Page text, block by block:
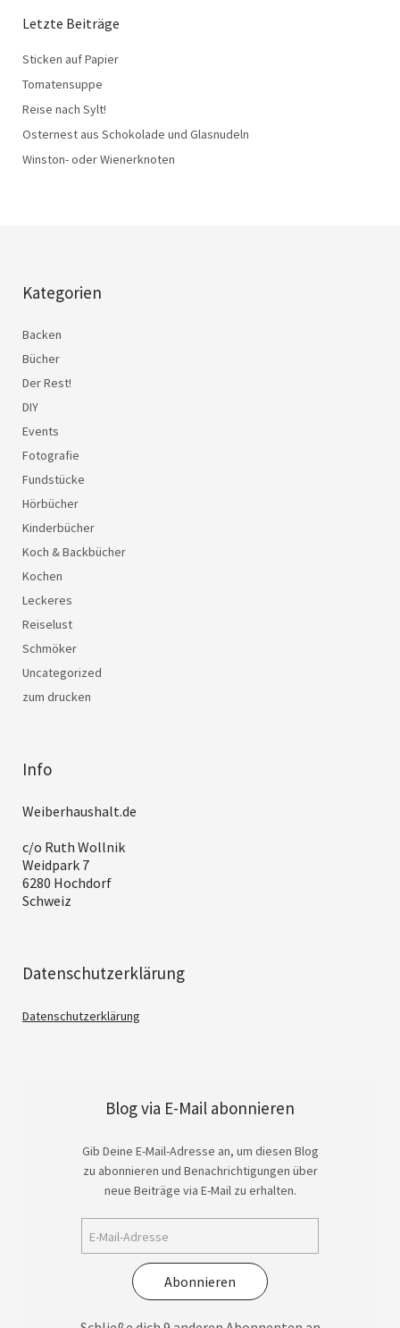
Letzte Beiträge
Sticken auf Papier
Tomatensuppe
Reise nach Sylt!
Osternest aus Schokolade und Glasnudeln
Winston- oder Wienerknoten
Kategorien
Backen
Bücher
Der Rest!
DIY
Events
Fotografie
Fundstücke
Hörbücher
Kinderbücher
Koch & Backbücher
Kochen
Leckeres
Reiselust
Schmöker
Uncategorized
zum drucken
Info
Weiberhaushalt.de
c/o Ruth Wollnik
Weidpark 7
6280 Hochdorf
Schweiz
Datenschutzerklärung
Datenschutzerklärung
Blog via E-Mail abonnieren
Gib Deine E-Mail-Adresse an, um diesen Blog
zu abonnieren und Benachrichtigungen über
neue Beiträge via E-Mail zu erhalten.
Abonnieren